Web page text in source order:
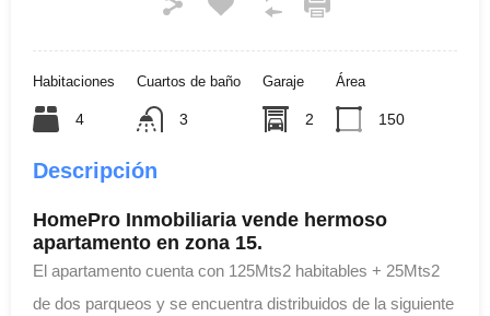
Habitaciones
4
Cuartos de baño
3
Garaje
2
Área
150
Descripción
HomePro Inmobiliaria vende hermoso
apartamento en zona 15.
El apartamento cuenta con 125Mts2 habitables + 25Mts2
de dos parqueos y se encuentra distribuidos de la siguiente